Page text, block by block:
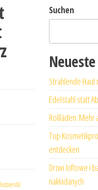
Suchen
Strahlende
Edelstahl statt
Rollläden: Mehr
Top
entdecken
Drzwi loftowe i
nakładanych